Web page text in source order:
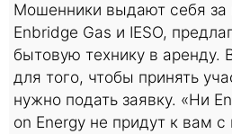
Мошенники выдают себя за
Enbridge Gas и IESO,
бытовую технику в аренду.
для того, чтобы принять
нужно подать заявку. «Ни
on Energy не придут к вам